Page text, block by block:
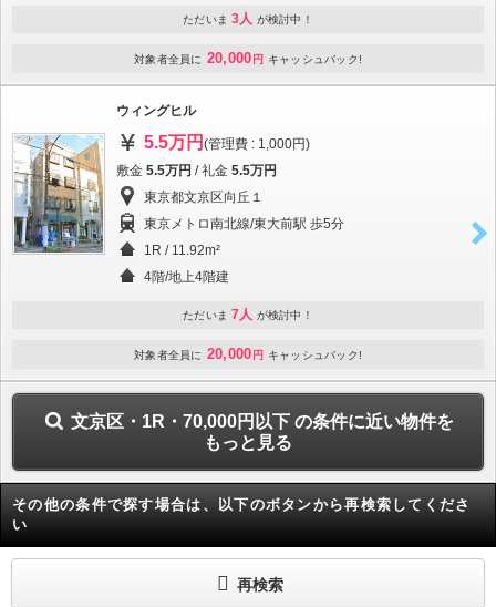
ただいま 3人 が検討中！
対象者全員に 20,000 円 キャッシュバック!
ウィングヒル
5.5万円 (管理費 : 1,000円)
敷金 5.5万円 / 礼金 5.5万円
東京都文京区向丘１
東京メトロ南北線/東大前駅 歩5分
1R / 11.92m²
4階/地上4階建
ただいま 7人 が検討中！
対象者全員に 20,000 円 キャッシュバック!
文京区・1R・70,000円以下 の条件に近い物件を
もっと見る
その他の条件で探す場合は、以下のボタンから再検索してくださ
い
再検索